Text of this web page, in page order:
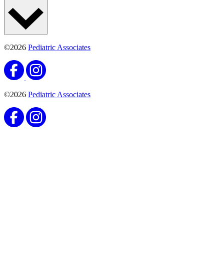
©2026 Pediatric Associates
©2026 Pediatric Associates